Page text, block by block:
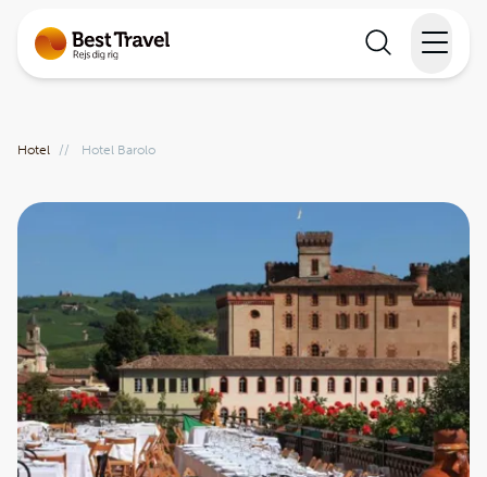
Inspiration
Information
Min Rejse
Hotel // Hotel Barolo